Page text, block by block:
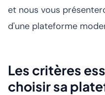
et nous vous
d'une plateforme
Les critères
choisir sa